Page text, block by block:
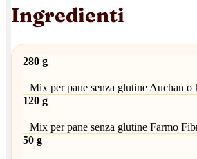
Ingredienti
280 g
Mix per pane senza glutine Auchan o
120 g
Mix per pane senza glutine Farmo
50 g